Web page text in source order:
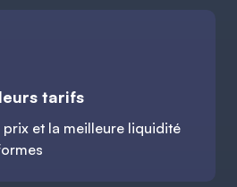
tarifs
et la meilleure liquidité